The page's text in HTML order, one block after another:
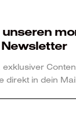
Newsletter
exklusiver
direkt in dein